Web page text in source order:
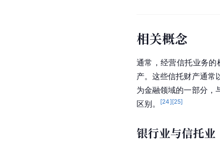
相关概念
通常，经营信托业务
产。这些信托财产通常
为金融领域的一部分，
区别。
[24][25]
银行业与信托业